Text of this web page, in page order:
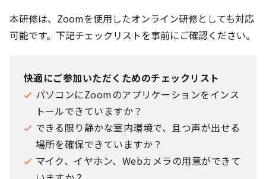
本研修は、Zoomを使用したオンライン研修としても対応
可能です。下記チェックリストを事前にご確認ください。
快適にご参加いただくためのチェックリスト
パソコンにZoomのアプリケーションをインス
トールできていますか？
できる限り静かな室内環境で、且つ声が出せる
場所を確保できていますか？
マイク、イヤホン、Webカメラの用意ができて